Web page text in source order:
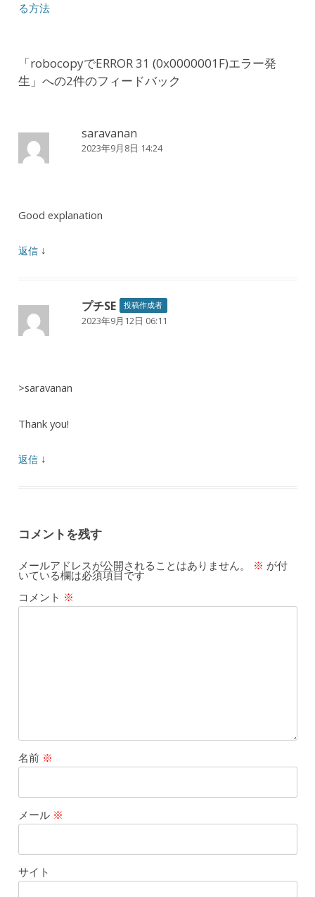
る方法
「robocopyでERROR 31 (0x0000001F)エラー発
生 」への2件のフィードバック
saravanan
2023年9月8日 14:24
Good explanation
返信 ↓
プチSE 投稿作成者
2023年9月12日 06:11
>saravanan
Thank you!
返信 ↓
コメントを残す
メールアドレスが公開されることはありません。 ※ が付
いている欄は必須項目です
コメント ※
名前 ※
メール ※
サイト